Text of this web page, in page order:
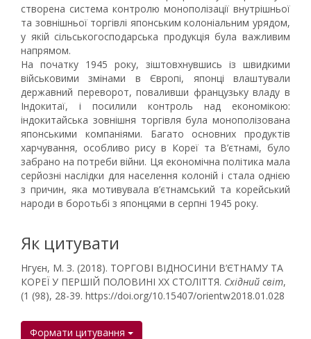
створена система контролю монополізації внутрішньої
та зовнішньої торгівлі японським колоніальним урядом,
у якій сільськогосподарська продукція була важливим
напрямом.
На початку 1945 року, зіштовхнувшись із швидкими
військовими змінами в Європі, японці влаштували
державний переворот, поваливши французьку владу в
Індокитаї, і посилили контроль над економікою:
індокитайська зовнішня торгівля була монополізована
японськими компаніями. Багато основних продуктів
харчування, особливо рису в Кореї та В’єтнамі, було
забрано на потреби війни. Ця економічна політика мала
серйозні наслідки для населення колоній і стала однією
з причин, яка мотивувала в’єтнамський та корейський
народи в боротьбі з японцями в серпні 1945 року.
Як цитувати
Нгуєн, М. З. (2018). ТОРГОВІ ВІДНОСИНИ В’ЄТНАМУ ТА
КОРЕЇ У ПЕРШІЙ ПОЛОВИНІ XX СТОЛІТТЯ. Східний світ,
(1 (98), 28-39. https://doi.org/10.15407/orientw2018.01.028
Формати цитування